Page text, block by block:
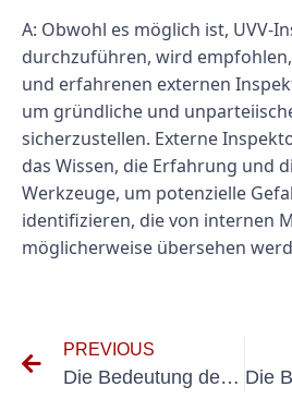
A: Obwohl es möglich ist, UVV-
durchzuführen, wird
und erfahrenen externen
um gründliche und
sicherzustellen. Externe
das Wissen, die Erfahrung und
Werkzeuge, um potenzielle
identifizieren, die von internen
möglicherweise übersehen
PREVIOUS
Die Bedeutung der BGV Elektrische Anlagen und Betriebsmittel für die Arbeitssicherheit